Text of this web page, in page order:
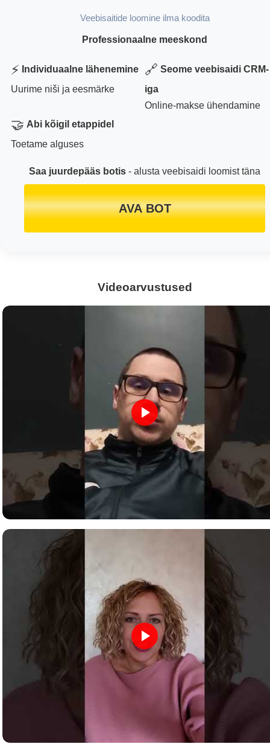
Veebisaitide loomine ilma koodita
Professionaalne meeskond
⚡ Individuaalne lähenemine
Uurime niši ja eesmärke
🔗 Seome veebisaidi CRM-
iga
Online-makse ühendamine
🤝 Abi kõigil etappidel
Toetame alguses
Saa juurdepääs botis - alusta veebisaidi loomist täna
AVA BOT
Videoarvustused